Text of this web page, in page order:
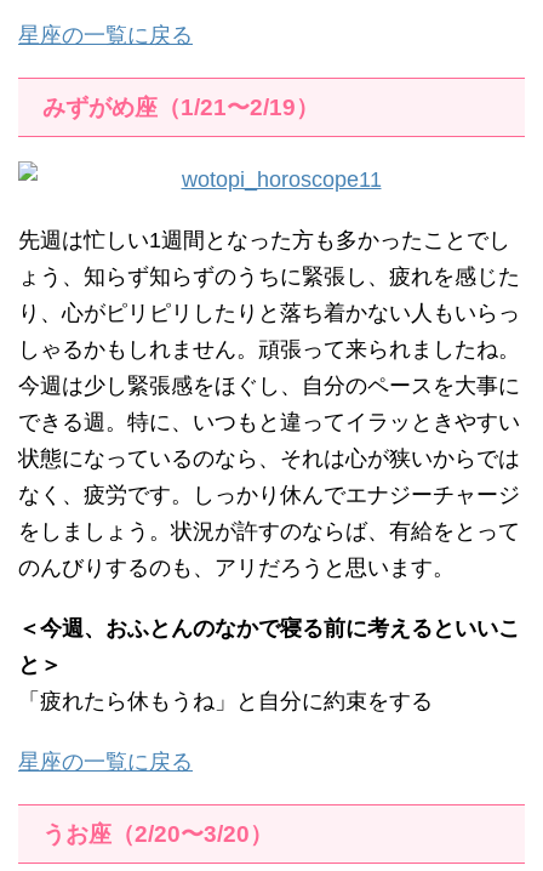
星座の一覧に戻る
みずがめ座（1/21〜2/19）
先週は忙しい1週間となった方も多かったことでし
ょう、知らず知らずのうちに緊張し、疲れを感じた
り、心がピリピリしたりと落ち着かない人もいらっ
しゃるかもしれません。頑張って来られましたね。
今週は少し緊張感をほぐし、自分のペースを大事に
できる週。特に、いつもと違ってイラッときやすい
状態になっているのなら、それは心が狭いからでは
なく、疲労です。しっかり休んでエナジーチャージ
をしましょう。状況が許すのならば、有給をとって
のんびりするのも、アリだろうと思います。
＜今週、おふとんのなかで寝る前に考えるといいこ
と＞
「疲れたら休もうね」と自分に約束をする
星座の一覧に戻る
うお座（2/20〜3/20）